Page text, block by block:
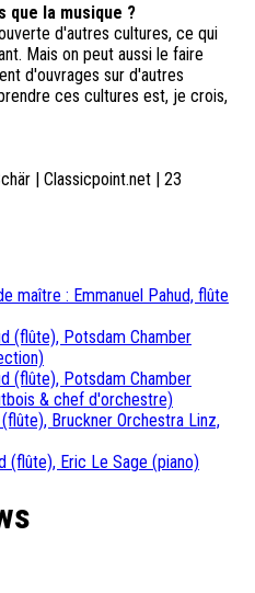
que la musique ?
d'autres cultures, ce qui
Mais on peut aussi le faire
d'ouvrages sur d'autres
ces cultures est, je crois,
| Classicpoint.net | 23
maître : Emmanuel Pahud, flûte
(flûte), Potsdam Chamber
(flûte), Potsdam Chamber
& chef d'orchestre)
Bruckner Orchestra Linz,
(flûte), Eric Le Sage (piano)